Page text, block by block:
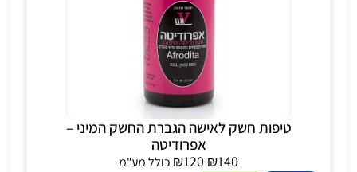
טיפות חשק לאישה הגברת החשק המיני –
אפרודיטה
₪140
₪120
כולל מע"מ